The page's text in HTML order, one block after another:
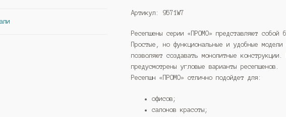
Артикул: 9571W7
Ресепшены серии «ПРОМО» представляют собой
Простые, но функциональные и удобные
позволяют создавать монолитные
предусмотрены угловые варианты ресепшенов.
Ресепшн «ПРОМО» отлично подойдет для:
офисов;
салонов красоты;